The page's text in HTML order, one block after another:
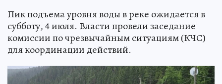
Пик подъема уровня воды в реке ожидается в
субботу, 4 июля. Власти провели заседание
комиссии по чрезвычайным ситуациям (КЧС)
для координации действий.